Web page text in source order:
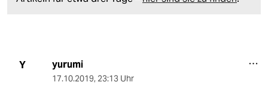
Y yurumi
17.10.2019, 23:13 Uhr